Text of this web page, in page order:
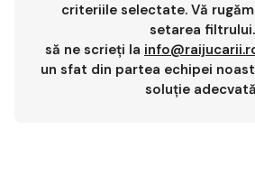
criteriile selectate. Vă
setarea filtrului.
să ne scrieți la
un sfat din partea echipei
soluție